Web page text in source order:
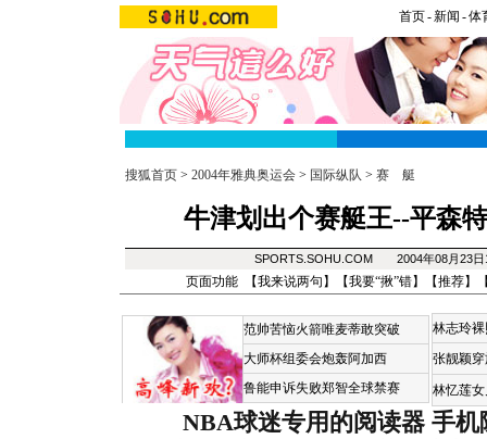
首页-新闻 -体
搜狐首页 > 2004年雅典奥运会 > 国际纵队 > 赛 艇
牛津划出个赛艇王--平森
SPORTS.SOHU.COM 2004年08月23
页面功能 【我来说两句 】【我要“揪”错】【推荐】
范帅苦恼火箭唯麦蒂敢突破
大师杯组委会炮轰阿加西
鲁能申诉失败郑智全球禁赛
林志玲
张靓颖
林忆莲
NBA球迷专用的阅读器 手机